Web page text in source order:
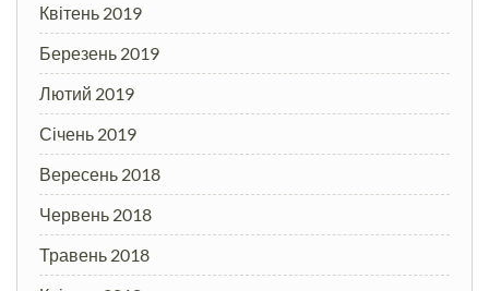
Квітень 2019
Березень 2019
Лютий 2019
Січень 2019
Вересень 2018
Червень 2018
Травень 2018